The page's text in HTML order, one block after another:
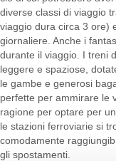
diverse classi di viaggio
viaggio dura circa 3 ore)
giornaliere. Anche i
durante il viaggio. I treni
leggere e spaziose,
le gambe e generosi
perfette per ammirare le
ragione per optare per
le stazioni ferroviarie si
comodamente
gli spostamenti.